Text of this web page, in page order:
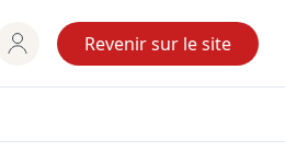
Revenir sur le site